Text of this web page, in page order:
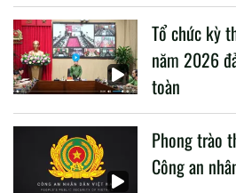
liên quan đến công tác giáo dục
CAND.
Tổ chức kỳ
năm 2026
toàn
Phong trào
Công an